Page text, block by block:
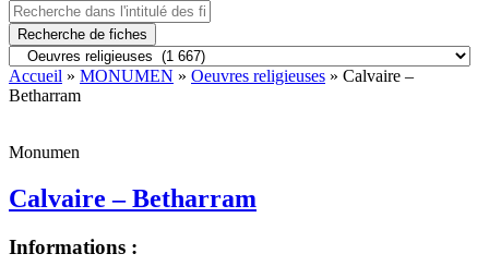
Recherche de fiches
Accueil » MONUMEN » Oeuvres religieuses » Calvaire –
Betharram
Monumen
Calvaire – Betharram
Informations :